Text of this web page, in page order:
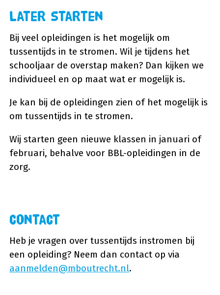
Later starten
Bij veel opleidingen is het mogelijk om
tussentijds in te stromen. Wil je tijdens het
schooljaar de overstap maken? Dan kijken we
individueel en op maat wat er mogelijk is.
Je kan bij de opleidingen zien of het mogelijk is
om tussentijds in te stromen.
Wij starten geen nieuwe klassen in januari of
februari, behalve voor BBL-opleidingen in de
zorg.
Contact
Heb je vragen over tussentijds instromen bij
een opleiding? Neem dan contact op via
aanmelden@mboutrecht.nl.